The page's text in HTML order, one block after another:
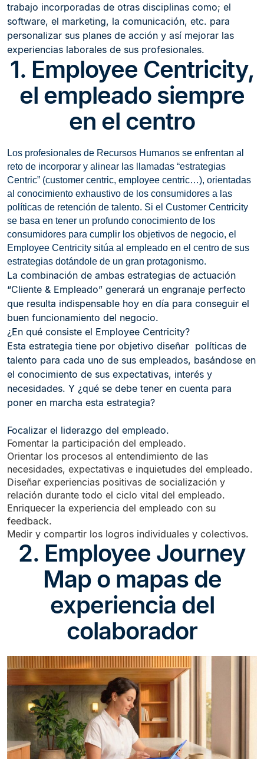
trabajo incorporadas de otras disciplinas como; el
software, el marketing, la comunicación, etc. para
personalizar sus planes de acción y así mejorar las
experiencias laborales de sus profesionales.
1. Employee Centricity,
el empleado siempre
en el centro
Los profesionales de Recursos Humanos se enfrentan al
reto de incorporar y alinear las llamadas “estrategias
Centric” (customer centric, employee centric…), orientadas
al conocimiento exhaustivo de los consumidores a las
políticas de retención de talento. Si el Customer Centricity
se basa en tener un profundo conocimiento de los
consumidores para cumplir los objetivos de negocio, el
Employee Centricity sitúa al empleado en el centro de sus
estrategias dotándole de un gran protagonismo.
La combinación de ambas estrategias de actuación
“Cliente & Empleado” generará un engranaje perfecto
que resulta indispensable hoy en día para conseguir el
buen funcionamiento del negocio.
¿En qué consiste el Employee Centricity?
Esta estrategia tiene por objetivo diseñar políticas de
talento para cada uno de sus empleados, basándose en
el conocimiento de sus expectativas, interés y
necesidades. Y ¿qué se debe tener en cuenta para
poner en marcha esta estrategia?
Focalizar el liderazgo del empleado.
Fomentar la participación del empleado.
Orientar los procesos al entendimiento de las
necesidades, expectativas e inquietudes del empleado.
Diseñar experiencias positivas de socialización y
relación durante todo el ciclo vital del empleado.
Enriquecer la experiencia del empleado con su
feedback.
Medir y compartir los logros individuales y colectivos.
2. Employee Journey
Map o mapas de
experiencia del
colaborador